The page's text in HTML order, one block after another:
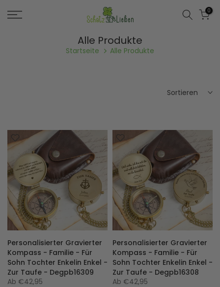
Zum
Inhalt
0
Alle Produkte
Startseite Alle Produkte
Sortieren
Personalisierter Gravierter
Kompass - Familie - Für
Sohn Tochter Enkelin Enkel -
Zur Taufe - Degpb16309
Ab €42,95
Personalisierter Gravierter
Kompass - Familie - Für
Sohn Tochter Enkelin Enkel -
Zur Taufe - Degpb16308
Ab €42,95